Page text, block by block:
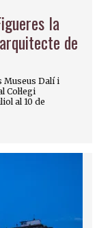
la
de
Museus Dalí i
Col·legi
al 10 de